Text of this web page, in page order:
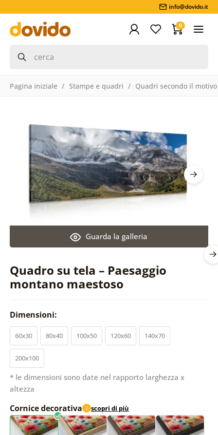
info@dovido.it
0
Pagina iniziale Stampe e quadri Quadri secondo il motivo
Quadro su tela – Paesaggio
montano maestoso
Guarda la galleria
Dimensioni:
60x30 80x40 100x50 120x60 140x70
200x100
* le dimensioni sono date nel rapporto larghezza x
altezza
Cornice decorativa i scopri di più